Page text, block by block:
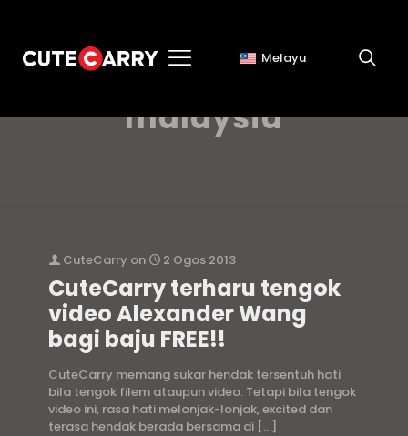
Melayu
malaysia
CuteCarry on 2 Ogos 2013
CuteCarry terharu tengok
video Alexander Wang
bagi baju FREE!!
CuteCarry memang sukar hendak tersentuh hati
bila tengok filem ataupun video. Tetapi bila tengok
video ini, rasa hati melonjak-lonjak, excited dan
terasa hendak berada bersama di […]